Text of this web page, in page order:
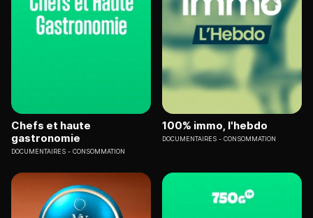
Chefs et haute
gastronomie
DOCUMENTAIRES CONSOMMATION
100% immo, l'hebdo
DOCUMENTAIRES CONSOMMATION